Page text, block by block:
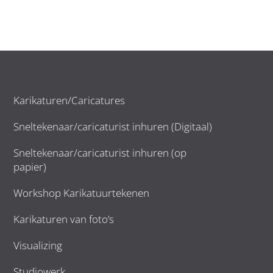
Karikaturen/Caricatures
Sneltekenaar/caricaturist inhuren (Digitaal)
Sneltekenaar/caricaturist inhuren (op
papier)
Workshop Karikatuurtekenen
Karikaturen van foto’s
Visualizing